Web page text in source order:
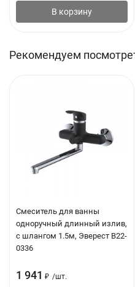
Гибкий излив: нет
Вес нетто, кг: 1,24
В корзину
Рекомендуем
Смеситель для ванны
одноручный длинный излив,
с шлангом 1.5м, Эверест B22-
0336
1 941 ₽ /шт.